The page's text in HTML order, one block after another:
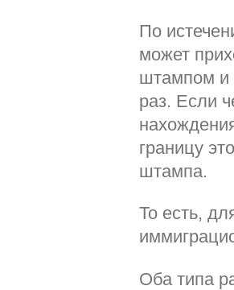
По
может
штампом и
раз. Если
границу
штампа.
То есть,
Оба типа